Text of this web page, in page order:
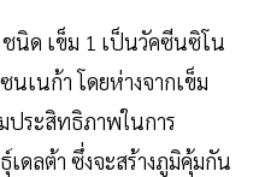
นิด เข็ม 1 เป็นวัคซีนซิโน
นเนก้า โดยห่างจากเข็ม
ระสิทธิภาพในการ
ดลต้า ซึ่งจะสร้างภูมิคุ้มกัน